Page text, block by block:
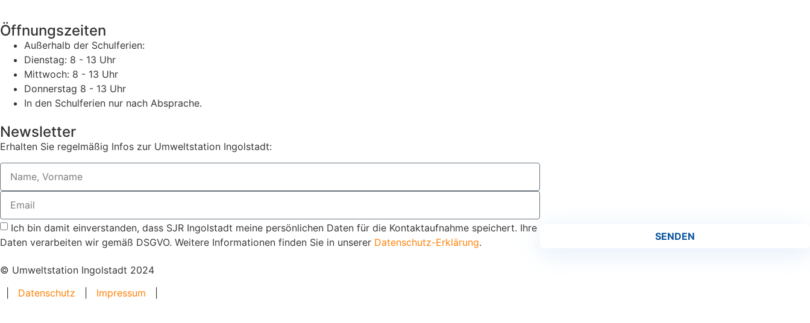
Öffnungszeiten
Außerhalb der Schulferien:
Dienstag: 8 - 13 Uhr
Mittwoch: 8 - 13 Uhr
Donnerstag 8 - 13 Uhr
In den Schulferien nur nach Absprache.
Newsletter
Erhalten Sie regelmäßig Infos zur Umweltstation Ingolstadt:
Ich bin damit einverstanden, dass SJR Ingolstadt meine persönlichen Daten für die Kontaktaufnahme speichert. Ihre
Daten verarbeiten wir gemäß DSGVO. Weitere Informationen finden Sie in unserer Datenschutz-Erklärung. SENDEN
© Umweltstation Ingolstadt 2024
Datenschutz Impressum